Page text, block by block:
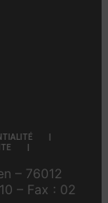
– 76012
– Fax : 02